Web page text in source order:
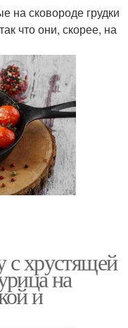
на сковороде грудки
что они, скорее, на
с хрустящей
на
и